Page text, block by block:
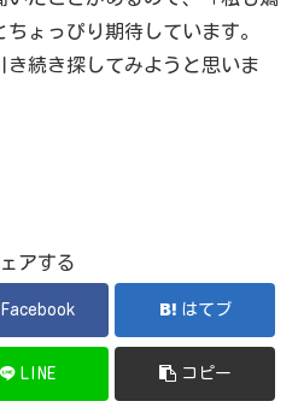
ょっぴり期待しています。
き続き探してみようと思いま
アする
Facebook はてブ
LINE コピー